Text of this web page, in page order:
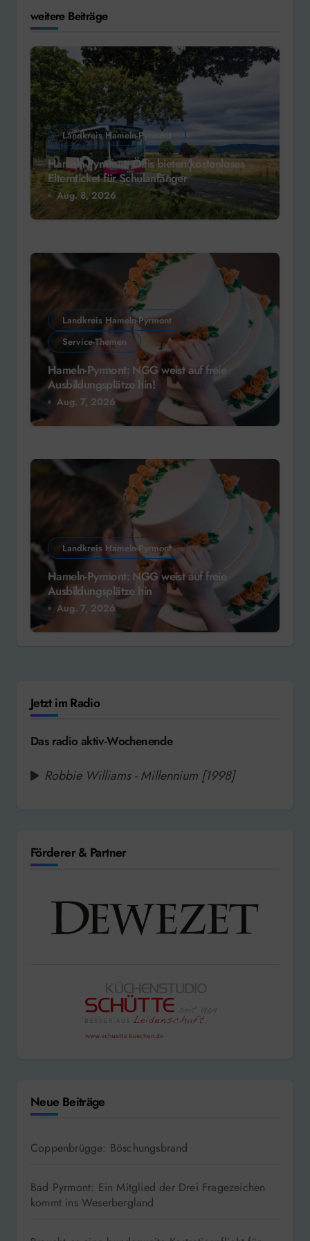
weitere Beiträge
Landkreis Hameln-Pyrmont
Hameln-Pyrmont: Öffis bieten kostenloses
Elternticket für Schulanfänger
Aug. 8, 2026
Landkreis Hameln-Pyrmont
Service-Themen
Hameln-Pyrmont: NGG weist auf freie
Ausbildungsplätze hin!
Aug. 7, 2026
Landkreis Hameln-Pyrmont
Hameln-Pyrmont: NGG weist auf freie
Ausbildungsplätze hin
Aug. 7, 2026
Jetzt im Radio
Das radio aktiv-Wochenende
Robbie Williams - Millennium [1998]
Förderer & Partner
Neue Beiträge
Coppenbrügge: Böschungsbrand
Bad Pyrmont: Ein Mitglied der Drei Fragezeichen
kommt ins Weserbergland